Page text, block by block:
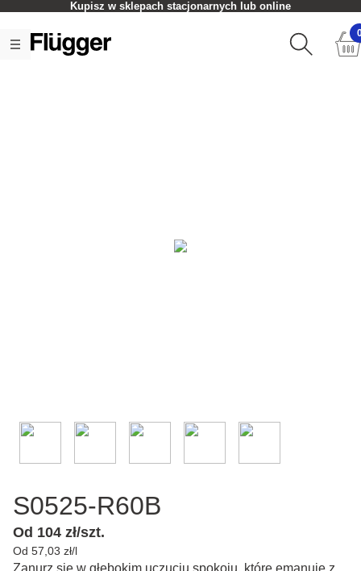
Kupisz w sklepach stacjonarnych lub online
S0525-R60B
Od 104 zł/szt.
Od 57,03 zł/l
Zanurz się w głębokim uczuciu spokoju, które emanuje z